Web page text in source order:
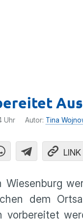
Uhr Autor: Tina
LINK
dem
vorbereitet